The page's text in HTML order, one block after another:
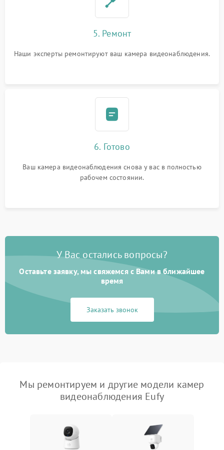
5. Ремонт
Наши эксперты ремонтируют ваш камера видеонаблюдения.
6. Готово
Ваш камера видеонаблюдения снова у вас в полностью
рабочем состоянии.
У Вас остались вопросы?
Оставьте заявку, мы свяжемся с Вами в ближайшее
время
Заказать звонок
Мы ремонтируем и другие модели камер
видеонаблюдения Eufy